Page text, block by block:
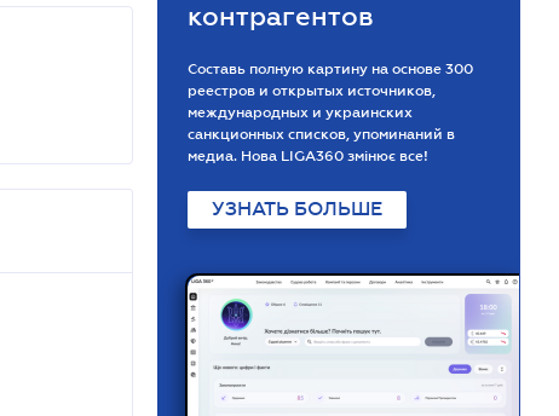
контрагентов
Составь полную картину на основе 300
реестров и открытых источников,
международных и украинских
санкционных списков, упоминаний в
медиа. Нова LIGA360 змінює все!
УЗНАТЬ БОЛЬШЕ